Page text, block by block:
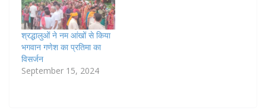
श्रद्धालुओं ने नम आंखों से किया
भगवान गणेश का प्रतिमा का
विसर्जन
September 15, 2024